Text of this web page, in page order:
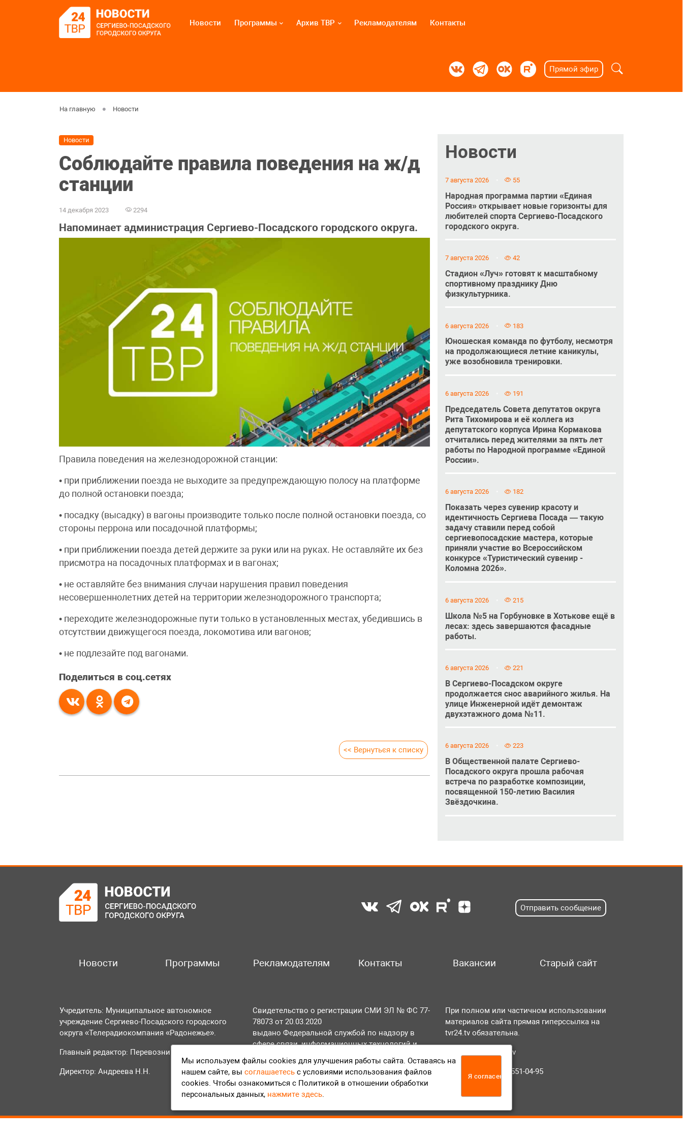
Новости Программы Архив ТВР Рекламодателям Контакты
Прямой эфир
На главную Новости
Новости
Соблюдайте правила поведения на ж/д
станции
14 декабря 2023 2294
Напоминает администрация Сергиево-Посадского городского округа.
Правила поведения на железнодорожной станции:
• при приближении поезда не выходите за предупреждающую полосу на платформе
до полной остановки поезда;
• посадку (высадку) в вагоны производите только после полной остановки поезда, со
стороны перрона или посадочной платформы;
• при приближении поезда детей держите за руки или на руках. Не оставляйте их без
присмотра на посадочных платформах и в вагонах;
• не оставляйте без внимания случаи нарушения правил поведения
несовершеннолетних детей на территории железнодорожного транспорта;
• переходите железнодорожные пути только в установленных местах, убедившись в
отсутствии движущегося поезда, локомотива или вагонов;
• не подлезайте под вагонами.
Поделиться в соц.сетях
<< Вернуться к списку
Новости
7 августа 2026 55
Народная программа партии «Единая
Россия» открывает новые горизонты для
любителей спорта Сергиево-Посадского
городского округа.
7 августа 2026 42
Стадион «Луч» готовят к масштабному
спортивному празднику Дню
физкультурника.
6 августа 2026 183
Юношеская команда по футболу, несмотря
на продолжающиеся летние каникулы,
уже возобновила тренировки.
6 августа 2026 191
Председатель Совета депутатов округа
Рита Тихомирова и её коллега из
депутатского корпуса Ирина Кормакова
отчитались перед жителями за пять лет
работы по Народной программе «Единой
России».
6 августа 2026 182
Показать через сувенир красоту и
идентичность Сергиева Посада — такую
задачу ставили перед собой
сергиевопосадские мастера, которые
приняли участие во Всероссийском
конкурсе «Туристический сувенир -
Коломна 2026».
6 августа 2026 215
Школа №5 на Горбуновке в Хотькове ещё в
лесах: здесь завершаются фасадные
работы.
6 августа 2026 221
В Сергиево-Посадском округе
продолжается снос аварийного жилья. На
улице Инженерной идёт демонтаж
двухэтажного дома №11.
6 августа 2026 223
В Общественной палате Сергиево-
Посадского округа прошла рабочая
встреча по разработке композиции,
посвященной 150-летию Василия
Звёздочкина.
Отправить сообщение
Новости Программы Рекламодателям Контакты Вакансии Старый сайт
Учредитель: Муниципальное автономное
учреждение Сергиево-Посадского городского
округа «Телерадиокомпания «Радонежье».
Главный редактор: Перевозникова О.А.
Директор: Андреева Н.Н.
Свидетельство о регистрации СМИ ЭЛ № ФС 77-
78073 от 20.03.2020
выдано Федеральной службой по надзору в
сфере связи, информационных технологий и
массовых коммуникаций (Роскомнадзор).
Положение об обработке персональных данных
Согласие на обработку персональных данных
При полном или частичном использовании
материалов сайта прямая гиперссылка на
tvr24.tv обязательна.
info@tvr24.tv
Телефон: +7 (496) 551-04-95
Мы используем файлы cookies для улучшения работы сайта. Оставаясь на
нашем сайте, вы соглашаетесь с условиями использования файлов
cookies. Чтобы ознакомиться с Политикой в отношении обработки
персональных данных, нажмите здесь.
Я согласен